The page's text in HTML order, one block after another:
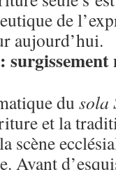
de
aujourd’hui.
dusola
et la
scène
Avant